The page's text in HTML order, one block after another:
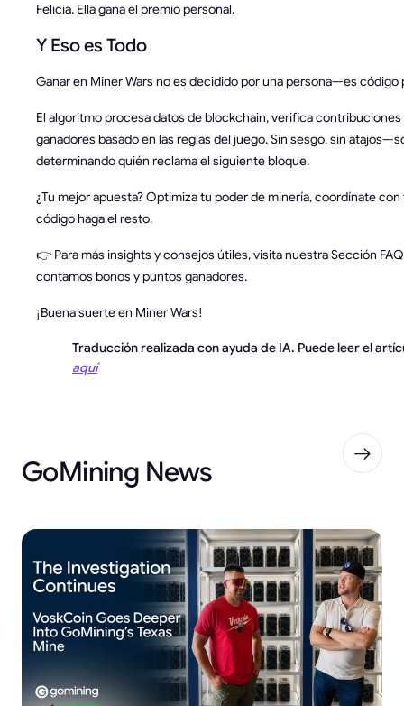
Felicia. Ella gana el premio personal.
Y Eso es Todo
Ganar en Miner Wars no es decidido por una persona—es código
El algoritmo procesa datos de blockchain, verifica
ganadores basado en las reglas del juego. Sin sesgo, sin
determinando quién reclama el siguiente bloque.
¿Tu mejor apuesta? Optimiza tu poder de minería, coordínate
código haga el resto.
👉 Para más insights y consejos útiles, visita nuestra Sección
contamos bonos y puntos ganadores.
¡Buena suerte en Miner Wars!
Traducción realizada con ayuda de IA. Puede leer el
aquí
GoMining News